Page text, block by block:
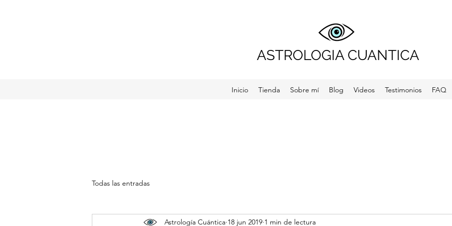
ASTROLOGIA CUANTICA
Inicio Tienda Sobre mí Blog Videos Testimonios FAQ
Todas las entradas
Astrología Cuántica 18 jun 2019 1 min de lectura